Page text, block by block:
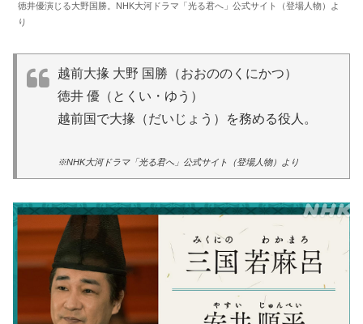
徳井優演じる大野国勝。NHK大河ドラマ「光る君へ」公式サイト（登場人物）よ
り
越前大掾 大野 国勝（おおののくにかつ）
徳井 優（とくい・ゆう）
越前国で大掾（だいじょう）を務める役人。
※NHK大河ドラマ「光る君へ」公式サイト（登場人物）より